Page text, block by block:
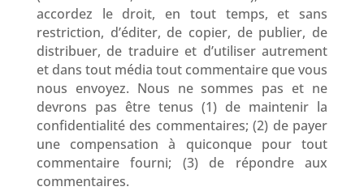
accordez le droit, en tout temps, et sans
restriction, d’éditer, de copier, de publier, de
distribuer, de traduire et d’utiliser autrement
et dans tout média tout commentaire que vous
nous envoyez. Nous ne sommes pas et ne
devrons pas être tenus (1) de maintenir la
confidentialité des commentaires; (2) de payer
une compensation à quiconque pour tout
commentaire fourni; (3) de répondre aux
commentaires.